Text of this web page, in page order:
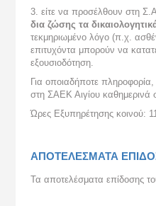
3. είτε να προσέλθουν στη
δια ζώσης τα
τεκμηριωμένο λόγο (π.χ.
επιτυχόντα μπορούν να
εξουσιοδότηση.
Για οποιαδήποτε
στη ΣΑΕΚ Αιγίου καθημερινά
Ώρες Εξυπηρέτησης κοινού:
ΑΠΟΤΕΛΕΣΜΑΤΑ
Τα αποτελέσματα επίδοσης